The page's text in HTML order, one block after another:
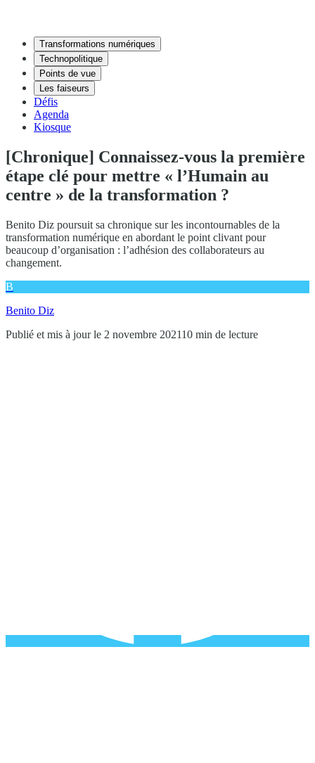
Transformations numériques
Technopolitique
Points de vue
Les faiseurs
Défis
Agenda
Kiosque
[Chronique] Connaissez-vous la première
étape clé pour mettre « l’Humain au
centre » de la transformation ?
Benito Diz poursuit sa chronique sur les incontournables de la
transformation numérique en abordant le point clivant pour
beaucoup d’organisation : l’adhésion des collaborateurs au
changement.
B
Benito Diz
Publié et mis à jour le 2 novembre 202110 min de lecture